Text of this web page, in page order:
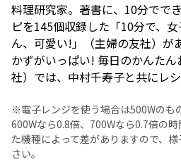
料理研究家。著書に、10分でで
ピを145個収録した「10分で、
ん、可愛い!」（主婦の友社）が
かずがいっぱい! 毎日のかんたん
社）では、中村千寿子と共にレ
※電子レンジを使う場合は500Wのも
600Wなら0.8倍、700Wなら0.7倍の
た機種によって差がありますので、
さい。